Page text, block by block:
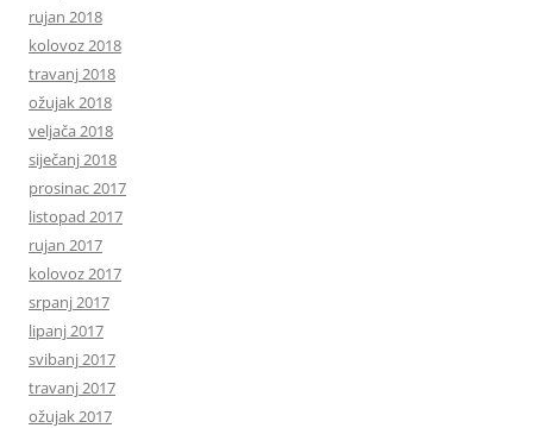
rujan 2018
kolovoz 2018
travanj 2018
ožujak 2018
veljača 2018
siječanj 2018
prosinac 2017
listopad 2017
rujan 2017
kolovoz 2017
srpanj 2017
lipanj 2017
svibanj 2017
travanj 2017
ožujak 2017